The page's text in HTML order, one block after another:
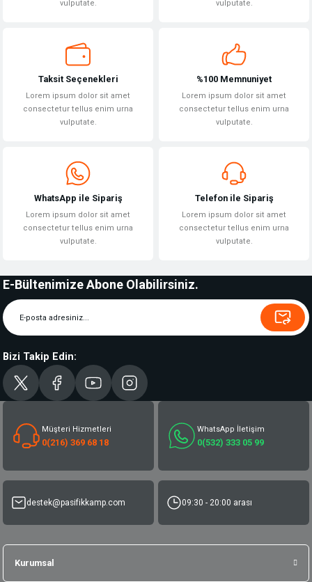
vulputate.
vulputate.
Taksit Seçenekleri
Lorem ipsum dolor sit amet
consectetur tellus enim urna
vulputate.
%100 Memnuniyet
Lorem ipsum dolor sit amet
consectetur tellus enim urna
vulputate.
WhatsApp ile Sipariş
Lorem ipsum dolor sit amet
consectetur tellus enim urna
vulputate.
Telefon ile Sipariş
Lorem ipsum dolor sit amet
consectetur tellus enim urna
vulputate.
E-Bültenimize Abone Olabilirsiniz.
Bizi Takip Edin:
Müşteri Hizmetleri
0(216) 369 68 18
WhatsApp İletişim
0(532) 333 05 99
destek@pasifikkamp.com 09:30 - 20:00 arası
Kurumsal